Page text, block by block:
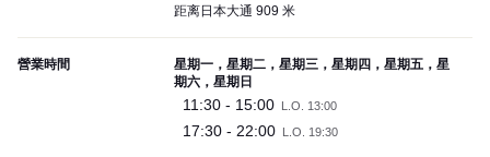
距离日本大通 909 米
營業時間
星期一，星期二，星期三，星期四，星期五，星
期六，星期日
11:30 - 15:00 L.O. 13:00
17:30 - 22:00 L.O. 19:30